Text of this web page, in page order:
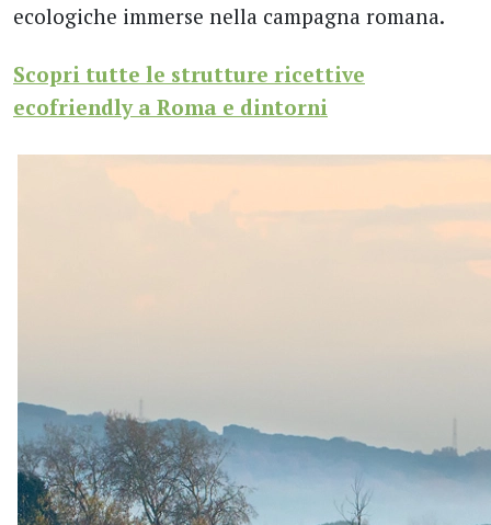
ecologiche immerse nella campagna romana.
Scopri tutte le strutture ricettive
ecofriendly a Roma e dintorni